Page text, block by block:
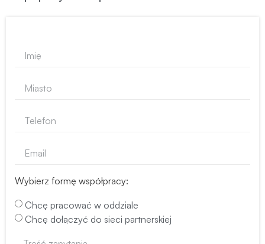
Wybierz formę współpracy:
Chcę pracować w oddziale
Chcę dołączyć do sieci partnerskiej